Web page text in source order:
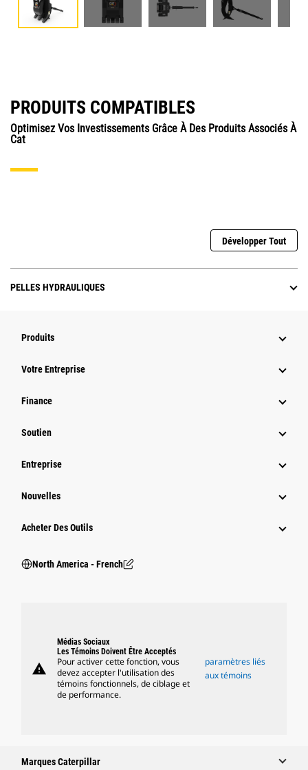
PRODUITS COMPATIBLES
Optimisez Vos Investissements Grâce À Des Produits Associés À
Cat
Développer Tout
PELLES HYDRAULIQUES
Produits
Votre Entreprise
Finance
Soutien
Entreprise
Nouvelles
Acheter Des Outils
North America - French
warning
Médias Sociaux
Les Témoins Doivent Être Acceptés
Pour activer cette fonction, vous
devez accepter l'utilisation des
témoins fonctionnels, de ciblage et
de performance.
paramètres liés
aux témoins
Marques Caterpillar